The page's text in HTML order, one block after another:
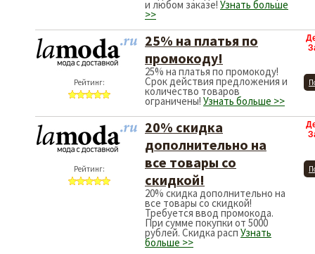
и любом заказе! Узнать больше
>>
Рейтинг:
25% на платья по
промокоду!
25% на платья по промокоду!
Срок действия предложения и
количество товаров
ограничены! Узнать больше >>
Рейтинг:
20% скидка
дополнительно на
все товары со
скидкой!
20% скидка дополнительно на
все товары со скидкой!
Требуется ввод промокода.
При сумме покупки от 5000
рублей. Скидка расп Узнать
больше >>